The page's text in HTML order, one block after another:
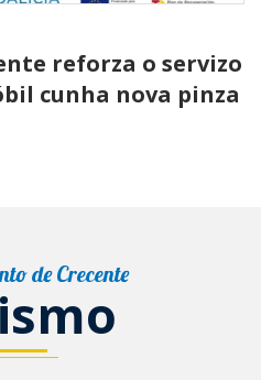
reforza o servizo
cunha nova pinza
de Crecente